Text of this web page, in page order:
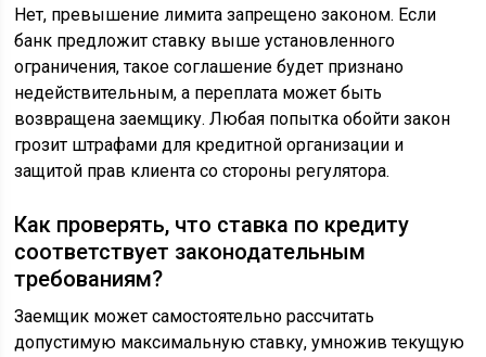
Нет, превышение лимита запрещено законом. Если
банк предложит ставку выше установленного
ограничения, такое соглашение будет признано
недействительным, а переплата может быть
возвращена заемщику. Любая попытка обойти закон
грозит штрафами для кредитной организации и
защитой прав клиента со стороны регулятора.
Как проверять, что ставка по кредиту
соответствует законодательным
требованиям?
Заемщик может самостоятельно рассчитать
допустимую максимальную ставку, умножив текущую